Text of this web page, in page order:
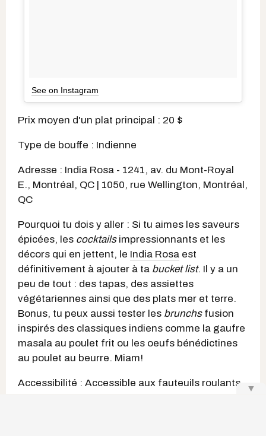
See on Instagram
Prix moyen d'un plat principal : 20 $
Type de bouffe : Indienne
Adresse : India Rosa - 1241, av. du Mont-Royal
E., Montréal, QC | 1050, rue Wellington, Montréal,
QC
Pourquoi tu dois y aller : Si tu aimes les saveurs
épicées, les cocktailsimpressionnants et les
décors qui en jettent, le India Rosa est
définitivement à ajouter à ta bucket list. Il y a un
peu de tout : des tapas, des assiettes
végétariennes ainsi que des plats mer et terre.
Bonus, tu peux aussi tester les brunchs fusion
inspirés des classiques indiens comme la gaufre
masala au poulet frit ou les oeufs bénédictines
au poulet au beurre. Miam!
Accessibilité : Accessible aux fauteuils roulants
▼